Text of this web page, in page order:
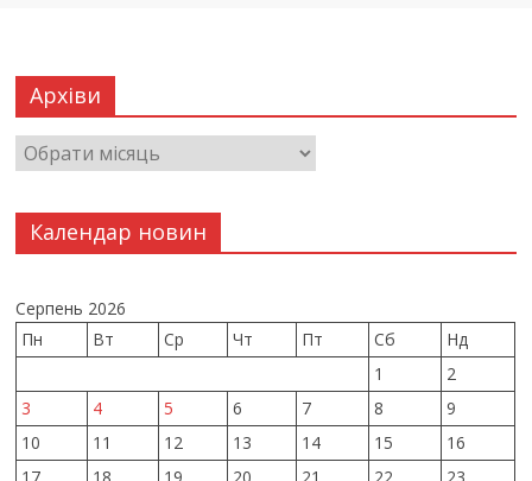
Архіви
Календар новин
Серпень 2026
Пн
Вт Ср Чт Пт Сб
Нд
1
2
3
4 5 6 7 8
9
10
11 12 13 14 15
16
17
18 19 20 21 22
23